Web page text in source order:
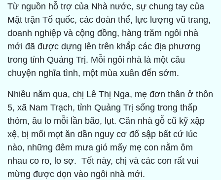
Từ nguồn hỗ trợ của Nhà nước, sự chung tay của
Mặt trận Tổ quốc, các đoàn thể, lực lượng vũ trang,
doanh nghiệp và cộng đồng, hàng trăm ngôi nhà
mới đã được dựng lên trên khắp các địa phương
trong tỉnh Quảng Trị. Mỗi ngôi nhà là một câu
chuyện nghĩa tình, một mùa xuân đến sớm.
Nhiều năm qua, chị Lê Thị Nga, mẹ đơn thân ở thôn
5, xã Nam Trạch, tỉnh Quảng Trị sống trong thấp
thỏm, âu lo mỗi lần bão, lụt. Căn nhà gỗ cũ kỹ xập
xệ, bị mối mọt ăn dần nguy cơ đổ sập bất cứ lúc
nào, những đêm mưa gió mấy mẹ con nằm ôm
nhau co ro, lo sợ. Tết này, chị và các con rất vui
mừng được dọn vào ngôi nhà mới.